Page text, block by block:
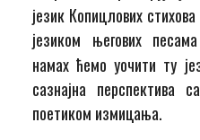
језик Копицлових
језиком његових
намах ћемо уочити ту
сазнајна перспектива
поетиком измицања.